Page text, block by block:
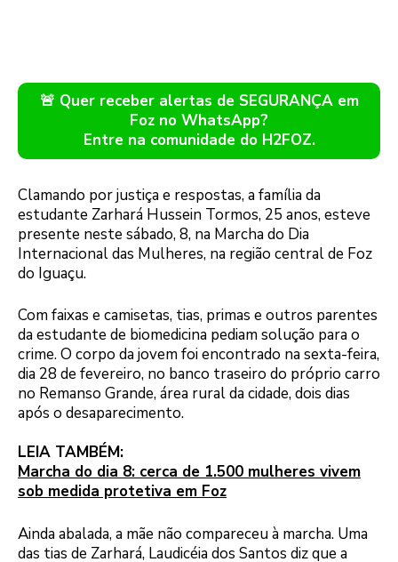
🚨 Quer receber alertas de SEGURANÇA em
Foz no WhatsApp?
Entre na comunidade do H2FOZ.
Clamando por justiça e respostas, a família da
estudante Zarhará Hussein Tormos, 25 anos, esteve
presente neste sábado, 8, na Marcha do Dia
Internacional das Mulheres, na região central de Foz
do Iguaçu.
Com faixas e camisetas, tias, primas e outros parentes
da estudante de biomedicina pediam solução para o
crime. O corpo da jovem foi encontrado na sexta-feira,
dia 28 de fevereiro, no banco traseiro do próprio carro
no Remanso Grande, área rural da cidade, dois dias
após o desaparecimento.
LEIA TAMBÉM:
Marcha do dia 8: cerca de 1.500 mulheres vivem
sob medida protetiva em Foz
Ainda abalada, a mãe não compareceu à marcha. Uma
das tias de Zarhará, Laudicéia dos Santos diz que a